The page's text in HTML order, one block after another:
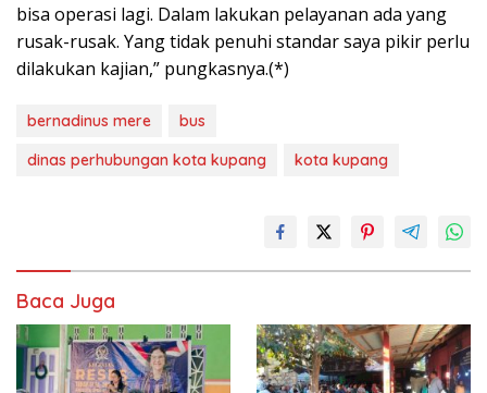
bisa operasi lagi. Dalam lakukan pelayanan ada yang
rusak-rusak. Yang tidak penuhi standar saya pikir perlu
dilakukan kajian,” pungkasnya.(*)
bernadinus mere
bus
dinas perhubungan kota kupang
kota kupang
Baca Juga